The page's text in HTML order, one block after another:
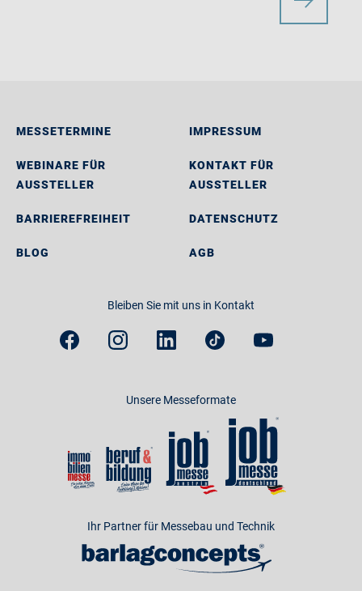
MESSETERMINE
WEBINARE FÜR
AUSSTELLER
BARRIEREFREIHEIT
BLOG
IMPRESSUM
KONTAKT FÜR
AUSSTELLER
DATENSCHUTZ
AGB
Bleiben Sie mit uns in Kontakt
Unsere Messeformate
Ihr Partner für Messebau und Technik